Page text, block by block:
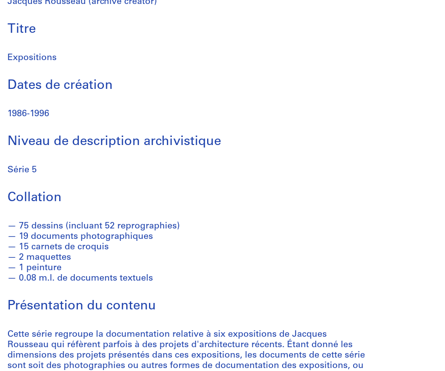
Titre
Expositions
Dates de création
1986-1996
Niveau de description archivistique
Série 5
Collation
75 dessins (incluant 52 reprographies)
19 documents photographiques
15 carnets de croquis
2 maquettes
1 peinture
0.08 m.l. de documents textuels
Présentation du contenu
Cette série regroupe la documentation relative à six expositions de Jacques
Rousseau qui réfèrent parfois à des projets d'architecture récents. Étant donné les
dimensions des projets présentés dans ces expositions, les documents de cette série
sont soit des photographies ou autres formes de documentation des expositions, ou